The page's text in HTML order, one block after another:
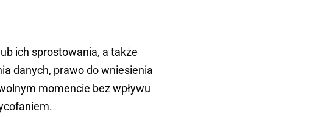
ich sprostowania, a także
danych, prawo do wniesienia
momencie bez wpływu